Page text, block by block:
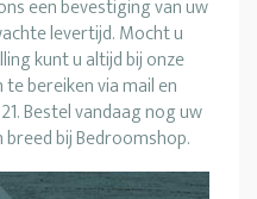
een bevestiging van uw
levertijd. Mocht u
kunt u altijd bij onze
bereiken via mail en
Bestel vandaag nog uw
bij Bedroomshop.